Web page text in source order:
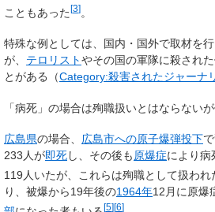
こともあった[3]。
特殊な例としては、国内・国外で取材を
が、 テロリストやその国の軍隊に殺され
とがある（Category:殺害されたジャーナ
「病死」の場合は殉職扱いとはならないが
広島県の場合、 広島市への原子爆弾投下
233人が即死し、その後も原爆症により病
119人いたが、これらは殉職として扱われ
り、被爆から19年後の1964年12月に原爆
[5][6]